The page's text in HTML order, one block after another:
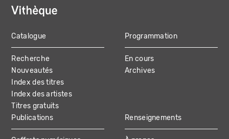
MAIN
NAVIGATION
Catalogue
Recherche
Nouveautés
Index des titres
Index des artistes
Titres gratuits
Programmation
En cours
Archives
Publications Renseignements